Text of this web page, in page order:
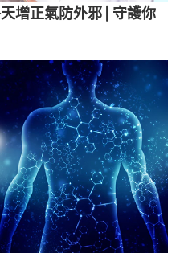
增正氣防外邪 | 守護你